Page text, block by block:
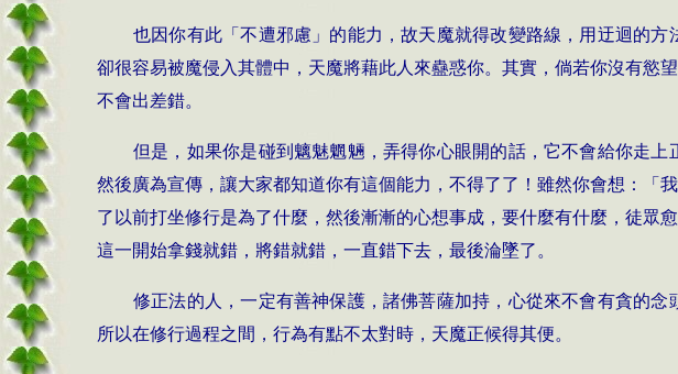
也因你有此「不遭邪慮」的能力，故天魔就得改變路線，用迂迴的
卻很容易被魔侵入其體中，天魔將藉此人來蠱惑你。其實，倘若你沒有慾
不會出差錯。
但是，如果你是碰到魑魅魍魎，弄得你心眼開的話，它不會給你走
然後廣為宣傳，讓大家都知道你有這個能力，不得了了！雖然你會想：「
了以前打坐修行是為了什麼，然後漸漸的心想事成，要什麼有什麼，徒眾
這一開始拿錢就錯，將錯就錯，一直錯下去，最後淪墜了。
修正法的人，一定有善神保護，諸佛菩薩加持，心從來不會有貪的
所以在修行過程之間，行為有點不太對時，天魔正候得其便。